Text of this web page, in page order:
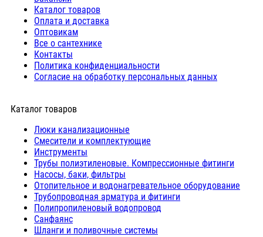
Каталог товаров
Оплата и доставка
Оптовикам
Все о сантехнике
Контакты
Политика конфиденциальности
Согласие на обработку персональных данных
Каталог товаров
Люки канализационные
Cмесители и комплектующие
Инструменты
Трубы полиэтиленовые. Компрессионные фитинги
Насосы, баки, фильтры
Отопительное и водонагревательное оборудование
Трубопроводная арматура и фитинги
Полипропиленовый водопровод
Санфаянс
Шланги и поливочные системы